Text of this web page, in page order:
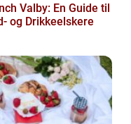
Valby: En Guide til
og Drikkeelskere